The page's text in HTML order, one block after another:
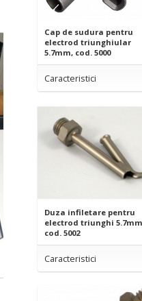
Cap de sudura pentru
electrod triunghiular
5.7mm, cod. 5000
Caracteristici
Duza infiletare pentru
electrod triunghi
cod. 5002
Caracteristici